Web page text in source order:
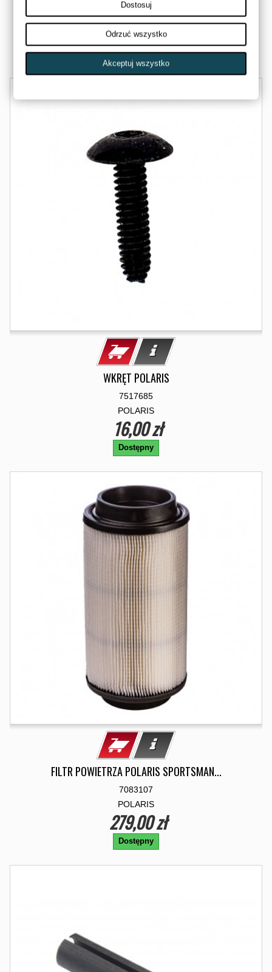
3235624
POLARIS
28,00 zł
Dostępny
WKRĘT POLARIS
7517685
POLARIS
16,00 zł
Dostępny
FILTR POWIETRZA POLARIS SPORTSMAN...
7083107
POLARIS
279,00 zł
Dostępny
Dostosuj
Odrzuć wszystko
Akceptuj wszystko